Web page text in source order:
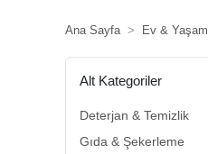
Ana Sayfa Ev & Yaşam
Alt Kategoriler
Deterjan & Temizlik
Gıda & Şekerleme